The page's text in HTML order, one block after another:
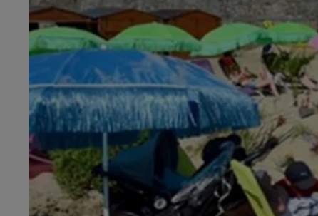
5h00 - 6h00
Le Before du Réveil de Canal FM !